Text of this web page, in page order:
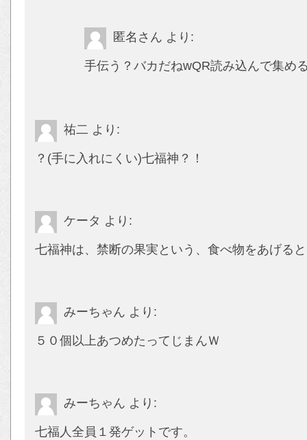
匿名さん より:
手伝う？バカだねwQR読み込んで集め
祐二 より:
？(手に入れにくい)七福神？！
ケータ より:
七福神は、禁断の果実という、食べ物をあげる
みーちゃん より:
５０個以上あつめたってじまんＷ
みーちゃん より:
七福人全員１発ゲットです。